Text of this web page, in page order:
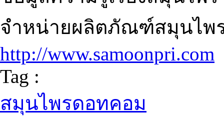
จำหน่ายผลิตภัณฑ์สมุนไพ
http://www.samoonpri.com
Tag :
สมุนไพรดอทคอม